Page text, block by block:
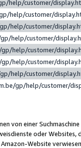
help/customer/
help/customer/
help/customer/
help/customer/
help/customer/
help/customer/
help/customer/
gp/help/customer/
von einer
oder Websites,
Website